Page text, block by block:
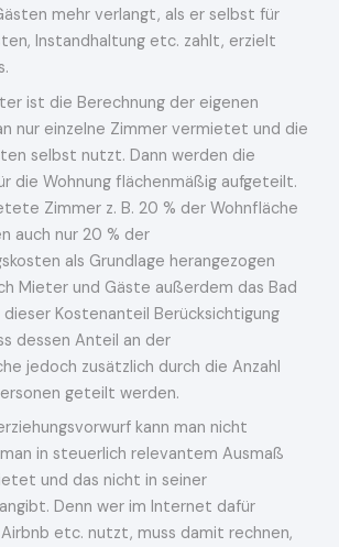
mehr verlangt, als er selbst für
Instandhaltung etc. zahlt, erzielt
ist die Berechnung der eigenen
nur einzelne Zimmer vermietet und die
selbst nutzt. Dann werden die
die Wohnung flächenmäßig aufgeteilt.
Zimmer z. B. 20 % der Wohnfläche
auch nur 20 % der
als Grundlage herangezogen
Mieter und Gäste außerdem das Bad
dieser Kostenanteil Berücksichtigung
dessen Anteil an der
jedoch zusätzlich durch die Anzahl
geteilt werden.
kann man nicht
in steuerlich relevantem Ausmaß
und das nicht in seiner
Denn wer im Internet dafür
etc. nutzt, muss damit rechnen,